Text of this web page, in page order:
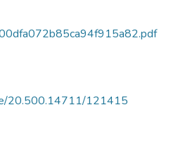
20.500.14711/121415